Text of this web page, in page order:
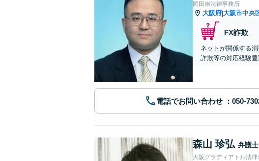
岡田崇法律事務所
大阪府|大阪市中央
FX詐欺
ネットが関係する
詐欺等の対応経験豊
電話でお問い合わせ
森山 珍弘 弁護士
大阪グラディアトル法律